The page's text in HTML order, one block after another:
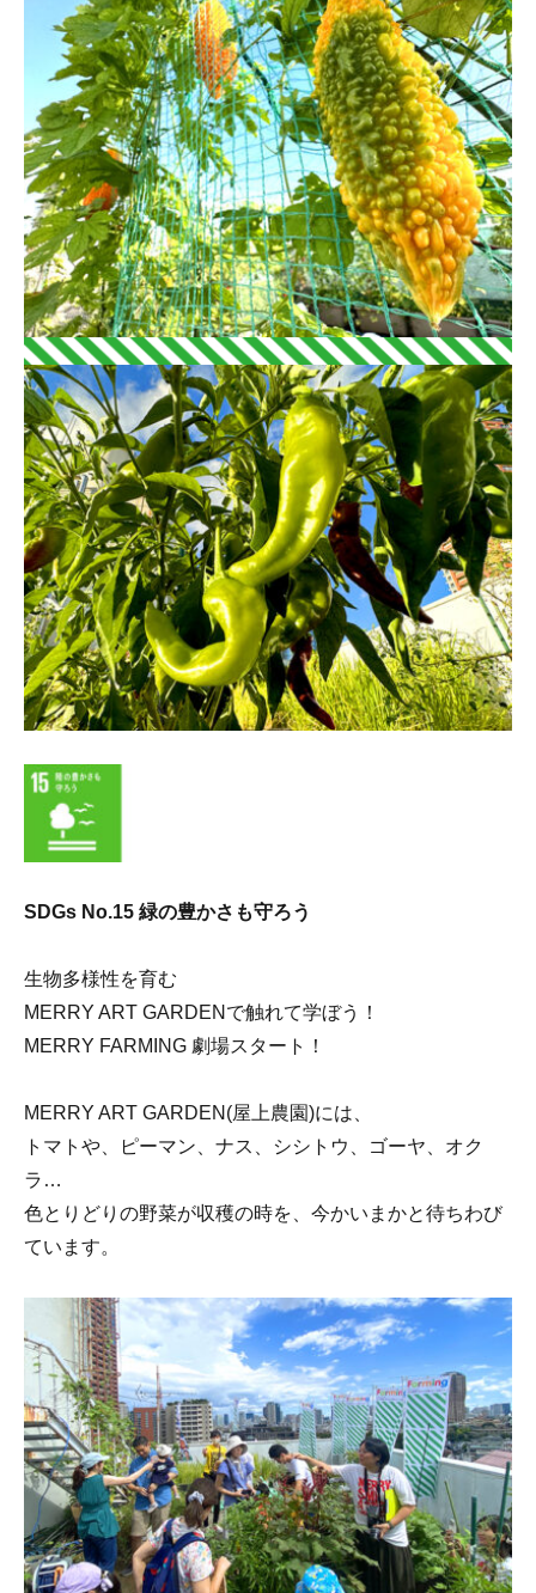
SDGs No.15 緑の豊かさも守ろう
生物多様性を育む
MERRY ART GARDENで触れて学ぼう！
MERRY FARMING 劇場スタート！
MERRY ART GARDEN(屋上農園)には、
トマトや、ピーマン、ナス、シシトウ、ゴーヤ、オク
ラ…
色とりどりの野菜が収穫の時を、今かいまかと待ちわび
ています。